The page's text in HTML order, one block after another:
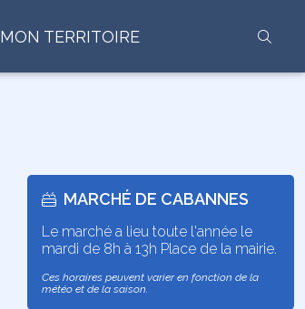
MON TERRITOIRE
MARCHÉ DE CABANNES
Le marché a lieu toute l'année le
mardi de 8h à 13h Place de la mairie.
Ces horaires peuvent varier en fonction de la
météo et de la saison.